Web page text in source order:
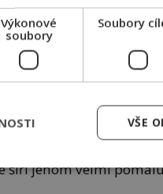
nikdo mu nedodal
jenom kněz,“ vysvětluje
číst ve Svatém písmu?
těžko dostupnou
narozením došlo k
šíří jenom velmi
Výkonové
soubory
Soubory
VŠE